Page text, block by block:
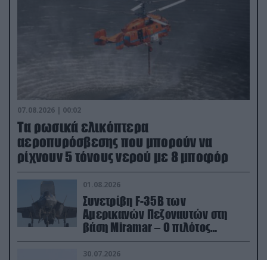
07.08.2026 | 00:02
Τα ρωσικά ελικόπτερα
αεροπυρόσβεσης που μπορούν να
ρίχνουν 5 τόνους νερού με 8 μποφόρ
01.08.2026
Συνετρίβη F-35B των
Αμερικανών Πεζοναυτών στη
βάση Miramar – Ο πιλότος
εκτινάχθηκε εγκαίρως
30.07.2026